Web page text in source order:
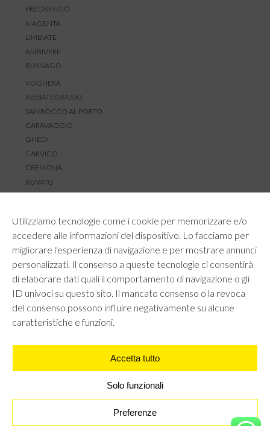
Utilizziamo tecnologie come i cookie per memorizzare e/o
accedere alle informazioni del dispositivo. Lo facciamo per
migliorare l'esperienza di navigazione e per mostrare annunci
personalizzati. Il consenso a queste tecnologie ci consentirà
di elaborare dati quali il comportamento di navigazione o gli
ID univoci su questo sito. Il mancato consenso o la revoca
del consenso possono influire negativamente su alcune
caratteristiche e funzioni.
Accetta tutto
Solo funzionali
Preferenze
ABITO CORTO - BORDEAUX
PREDRENGO
MAGENTA
LIMBIATE
AMBIVERE
BUSNAGO
VOGHERA
ABBIATEGRASSO
SAN ROCCO AL PORTO
CARAVAGGIO
GHEDI
CARVICO
CREMONA
ROVATO
RESI E RIMBORSI
REGOLAMENTO LOYALTY
CONTATTACI
PRIVACY POLICY COOKIE POLICY
UNI GRUPPO S.R.L - Viale Angelo Filippetti 24, 20122 Milano.
All right reserved P.IVA 10405840967